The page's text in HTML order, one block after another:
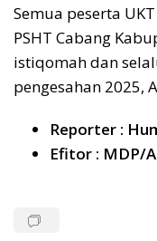
Semua peserta
PSHT Cabang
istiqomah dan
pengesahan 2025,
Reporter :
Efitor : MDP/